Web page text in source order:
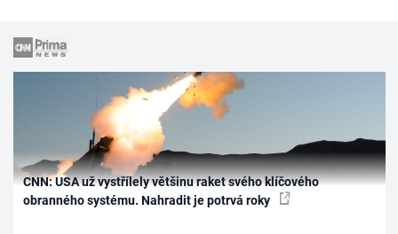
CNN: USA už vystřílely většinu raket svého klíčového
obranného systému. Nahradit je potrvá roky